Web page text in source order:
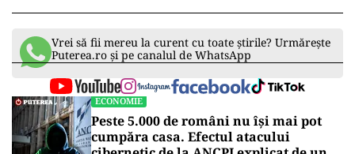
Vrei să fii mereu la curent cu toate știrile? Urmărește
Puterea.ro și pe canalul de WhatsApp
ECONOMIE
Peste 5.000 de români nu își mai pot
cumpăra casa. Efectul atacului